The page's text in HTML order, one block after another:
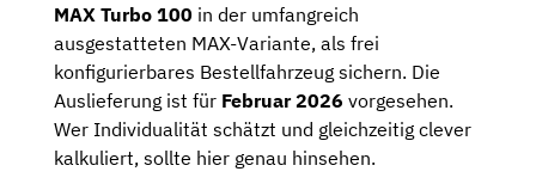
MAX Turbo 100 in der umfangreich
ausgestatteten MAX-Variante, als frei
konfigurierbares Bestellfahrzeug sichern. Die
Auslieferung ist für Februar 2026 vorgesehen.
Wer Individualität schätzt und gleichzeitig clever
kalkuliert, sollte hier genau hinsehen.